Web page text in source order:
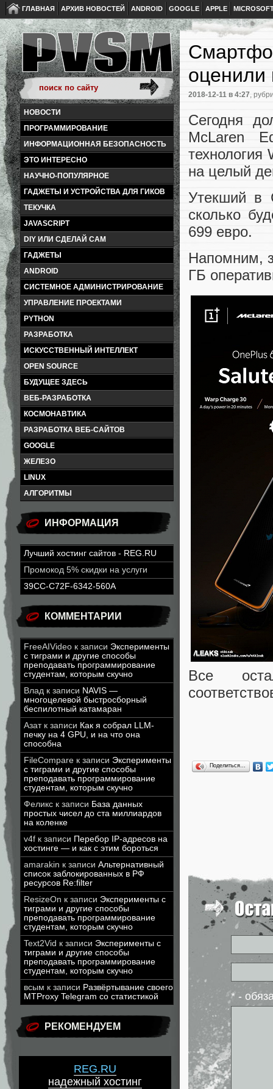
ГЛАВНАЯ АРХИВ НОВОСТЕЙ ANDROID GOOGLE APPLE
НОВОСТИ
ПРОГРАММИРОВАНИЕ
ИНФОРМАЦИОННАЯ БЕЗОПАСНОСТЬ
ЭТО ИНТЕРЕСНО
НАУЧНО-ПОПУЛЯРНОЕ
ГАДЖЕТЫ И УСТРОЙСТВА ДЛЯ ГИКОВ
ТЕКУЧКА
JAVASCRIPT
DIY ИЛИ СДЕЛАЙ САМ
ГАДЖЕТЫ
ANDROID
СИСТЕМНОЕ АДМИНИСТРИРОВАНИЕ
УПРАВЛЕНИЕ ПРОЕКТАМИ
PYTHON
РАЗРАБОТКА
ИСКУССТВЕННЫЙ ИНТЕЛЛЕКТ
OPEN SOURCE
БУДУЩЕЕ ЗДЕСЬ
ВЕБ-РАЗРАБОТКА
КОСМОНАВТИКА
РАЗРАБОТКА ВЕБ-САЙТОВ
GOOGLE
ЖЕЛЕЗО
LINUX
АЛГОРИТМЫ
ИНФОРМАЦИЯ
Лучший хостинг сайтов - REG.RU
Промокод 5% скидки на услуги
39CC-C72F-6342-560A
КОММЕНТАРИИ
FreeAIVideo к записи Эксперименты
с тиграми и другие способы
преподавать программирование
студентам, которым скучно
Влад к записи NAVIS —
многоцелевой быстросборный
беспилотный катамаран
Азатк записи Как я собрал LLM-
печку на 4 GPU, и на что она
способна
FileCompare к записи Эксперименты
с тиграми и другие способы
преподавать программирование
студентам, которым скучно
Феликс к записи База данных
простых чисел до ста миллиардов
на коленке
v4f к записи Перебор IP-адресов на
хостинге — и как с этим бороться
amarakin к записи Альтернативный
список заблокированных в РФ
ресурсов Re:filter
ResizeOn к записи Эксперименты с
тиграми и другие способы
преподавать программирование
студентам, которым скучно
Text2Vid к записи Эксперименты с
тиграми и другие способы
преподавать программирование
студентам, которым скучно
всым к записи Развёртывание своего
MTProxy Telegram со статистикой
РЕКОМЕНДУЕМ
REG.RU
надежный хостинг
оценили
2018-12-11 в 4:27,
Сегодня
McLaren
на целый
Утекший в
сколько
699 евро.
Напомним,
ГБ
Все
Поделиться…
* -